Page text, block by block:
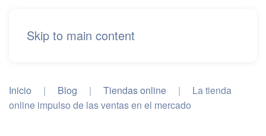
Skip to main content
Inicio Blog Tiendas online
La tienda
online impulso de las ventas en el mercado